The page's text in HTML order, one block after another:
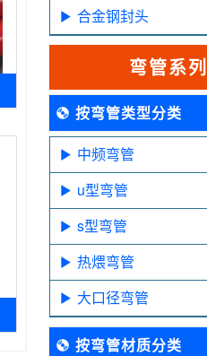
合金钢封头
弯管系列
按弯管类型分类
中频弯管
u型弯管
s型弯管
热煨弯管
大口径弯管
按弯管材质分类